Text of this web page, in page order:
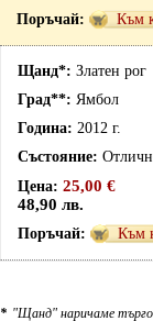
Към
Златен рог
Ямбол
2012 г.
25,00 €
48,90 лв.
Към
* "Щанд" наричаме